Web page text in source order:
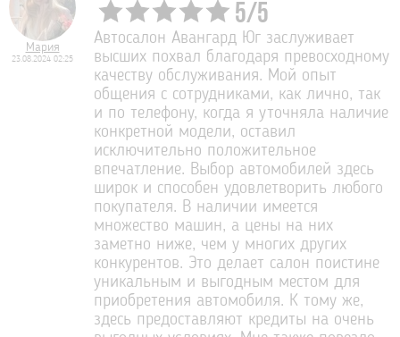
Мария
23.08.2024 02:25
5/5
Автосалон Авангард Юг заслуживает
высших похвал благодаря превосходному
качеству обслуживания. Мой опыт
общения с сотрудниками, как лично, так
и по телефону, когда я уточняла наличие
конкретной модели, оставил
исключительно положительное
впечатление. Выбор автомобилей здесь
широк и способен удовлетворить любого
покупателя. В наличии имеется
множество машин, а цены на них
заметно ниже, чем у многих других
конкурентов. Это делает салон поистине
уникальным и выгодным местом для
приобретения автомобиля. К тому же,
здесь предоставляют кредиты на очень